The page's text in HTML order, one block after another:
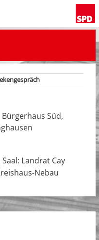
Süd,
Landrat Cay
Nebau